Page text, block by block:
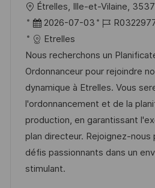
O
r
t
Étrelles, Ille-et-Vilaine,
D
a
t
u
m
d
e
r
V
e
2026-07-03
J
b
-
I
D
Etrelles
Nous recherchons un
Ordonnanceur pour rejoindre
dynamique à Etrelles. Vous
l'ordonnancement et de la
production, en garantissant
plan directeur. Rejoignez-nous
défis passionnants dans un
stimulant.